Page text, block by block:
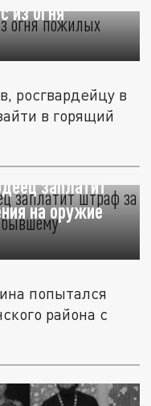
из огня
росгвардейцу в
в горящий
заплатит
на оружие
попытался
района с